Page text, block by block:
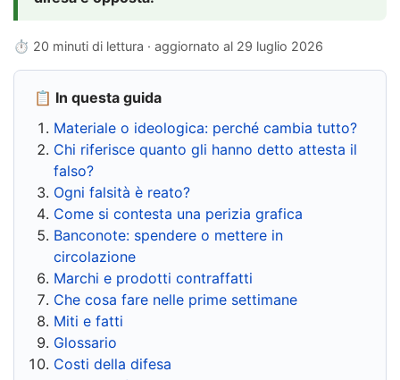
⏱ 20 minuti di lettura · aggiornato al 29 luglio 2026
📋 In questa guida
Materiale o ideologica: perché cambia tutto?
Chi riferisce quanto gli hanno detto attesta il
falso?
Ogni falsità è reato?
Come si contesta una perizia grafica
Banconote: spendere o mettere in
circolazione
Marchi e prodotti contraffatti
Che cosa fare nelle prime settimane
Miti e fatti
Glossario
Costi della difesa